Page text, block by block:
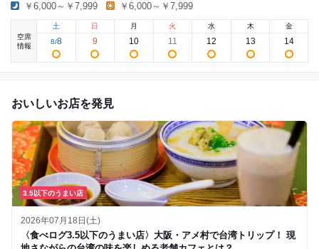
￥6,000～￥7,999 ￥6,000～￥7,999
空席
情報
土
8/8
日
9
月
10
火
11
水
12
木
13
金
14
おいしいお店を発見
3.5以下のうまい店
2026年07月18日(土)
〈食べログ3.5以下のうまい店〉大阪・アメ村で台湾トリップ！ 現